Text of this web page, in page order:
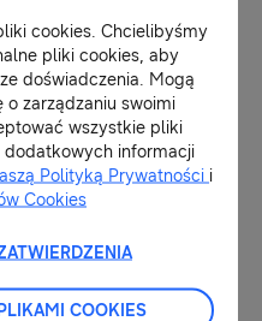
cookies. Chcielibyśmy
pliki cookies, aby
doświadczenia. Mogą
zarządzaniu swoimi
wszystkie pliki
dodatkowych informacji
Polityką Prywatności i
Cookies
COOKIES